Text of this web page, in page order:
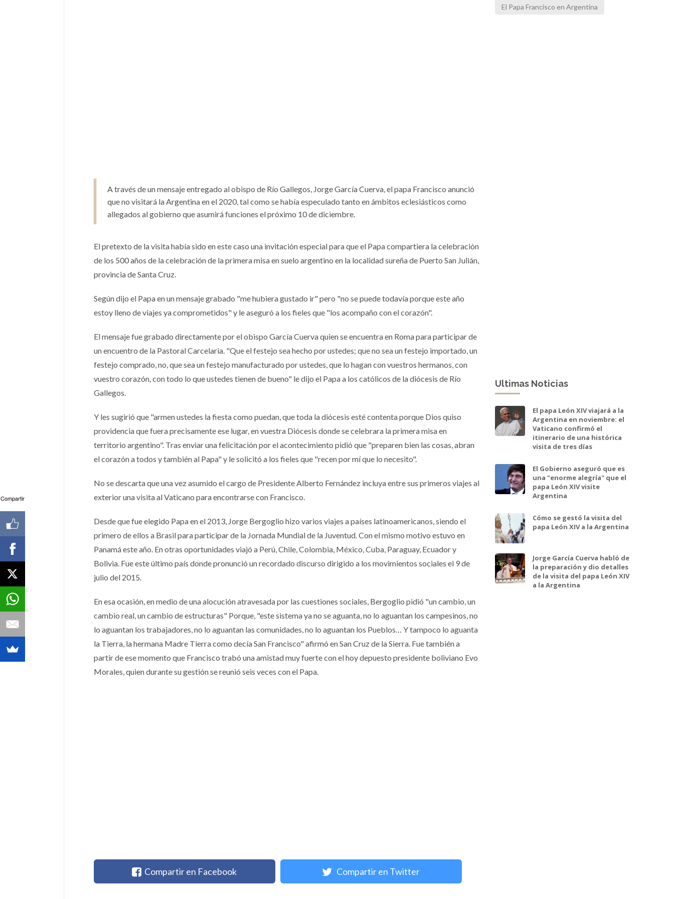
A través de un mensaje entregado al obispo de Río Gallegos, Jorge García Cuerva, el papa Francisco anunció
que no visitará la Argentina en el 2020, tal como se había especulado tanto en ámbitos eclesiásticos como
allegados al gobierno que asumirá funciones el próximo 10 de diciembre.
El pretexto de la visita había sido en este caso una invitación especial para que el Papa compartiera la celebración
de los 500 años de la celebración de la primera misa en suelo argentino en la localidad sureña de Puerto San Julián,
provincia de Santa Cruz.
Según dijo el Papa en un mensaje grabado "me hubiera gustado ir" pero "no se puede todavía porque este año
estoy lleno de viajes ya comprometidos" y le aseguró a los fieles que "los acompaño con el corazón".
El mensaje fue grabado directamente por el obispo García Cuerva quien se encuentra en Roma para participar de
un encuentro de la Pastoral Carcelaria. "Que el festejo sea hecho por ustedes; que no sea un festejo importado, un
festejo comprado, no, que sea un festejo manufacturado por ustedes, que lo hagan con vuestros hermanos, con
vuestro corazón, con todo lo que ustedes tienen de bueno" le dijo el Papa a los católicos de la diócesis de Río
Gallegos.
Y les sugirió que "armen ustedes la fiesta como puedan, que toda la diócesis esté contenta porque Dios quiso
providencia que fuera precisamente ese lugar, en vuestra Diócesis donde se celebrara la primera misa en
territorio argentino". Tras enviar una felicitación por el acontecimiento pidió que "preparen bien las cosas, abran
el corazón a todos y también al Papa" y le solicitó a los fieles que "recen por mí que lo necesito".
No se descarta que una vez asumido el cargo de Presidente Alberto Fernández incluya entre sus primeros viajes al
exterior una visita al Vaticano para encontrarse con Francisco.
Desde que fue elegido Papa en el 2013, Jorge Bergoglio hizo varios viajes a países latinoamericanos, siendo el
primero de ellos a Brasil para participar de la Jornada Mundial de la Juventud. Con el mismo motivo estuvo en
Panamá este año. En otras oportunidades viajó a Perú, Chile, Colombia, México, Cuba, Paraguay, Ecuador y
Bolivia. Fue este último país donde pronunció un recordado discurso dirigido a los movimientos sociales el 9 de
julio del 2015.
En esa ocasión, en medio de una alocución atravesada por las cuestiones sociales, Bergoglio pidió "un cambio, un
cambio real, un cambio de estructuras" Porque, "este sistema ya no se aguanta, no lo aguantan los campesinos, no
lo aguantan los trabajadores, no lo aguantan las comunidades, no lo aguantan los Pueblos… Y tampoco lo aguanta
la Tierra, la hermana Madre Tierra como decía San Francisco" afirmó en San Cruz de la Sierra. Fue también a
partir de ese momento que Francisco trabó una amistad muy fuerte con el hoy depuesto presidente boliviano Evo
Morales, quien durante su gestión se reunió seis veces con el Papa.
Compartir en Facebook Compartir en Twitter
El Papa Francisco en Argentina
Ultimas Noticias
El papa León XIV viajará a la
Argentina en noviembre: el
Vaticano confirmó el
itinerario de una histórica
visita de tres días
El Gobierno aseguró que es
una "enorme alegría" que el
papa León XIV visite
Argentina
Cómo se gestó la visita del
papa León XIV a la Argentina
Jorge García Cuerva habló de
la preparación y dio detalles
de la visita del papa León XIV
a la Argentina
Compartir